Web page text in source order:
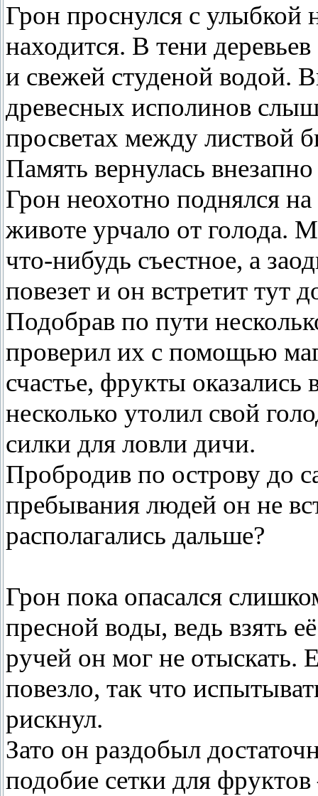
Грон проснулся с улыбкой
находится. В тени
и свежей студеной водой.
древесных исполинов
просветах между листвой
Память вернулась
Грон неохотно поднялся
животе урчало от голода.
что-нибудь съестное, а
повезет и он встретит тут
Подобрав по пути
проверил их с помощью
счастье, фрукты
несколько утолил свой
силки для ловли дичи.
Пробродив по острову до
пребывания людей он не
располагались дальше?
Грон пока опасался
пресной воды, ведь взять
ручей он мог не отыскать.
повезло, так что
рискнул.
Зато он раздобыл
подобие сетки для